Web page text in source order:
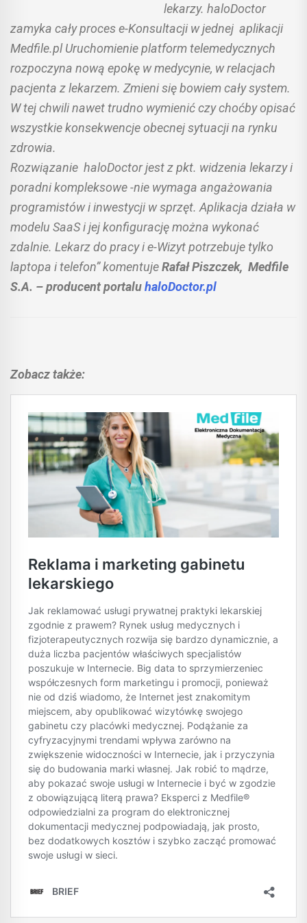
lekarzy. haloDoctor
zamyka cały proces e-Konsultacji w jednej aplikacji
Medfile.pl Uruchomienie platform telemedycznych
rozpoczyna nową epokę w medycynie, w relacjach
pacjenta z lekarzem. Zmieni się bowiem cały system.
W tej chwili nawet trudno wymienić czy choćby opisać
wszystkie konsekwencje obecnej sytuacji na rynku
zdrowia.
Rozwiązanie haloDoctor jest z pkt. widzenia lekarzy i
poradni kompleksowe -nie wymaga angażowania
programistów i inwestycji w sprzęt. Aplikacja działa w
modelu SaaS i jej konfigurację można wykonać
zdalnie. Lekarz do pracy i e-Wizyt potrzebuje tylko
laptopa i telefon” komentujeRafał Piszczek, Medfile
S.A. – producent portaluhaloDoctor.pl
Zobacz także: